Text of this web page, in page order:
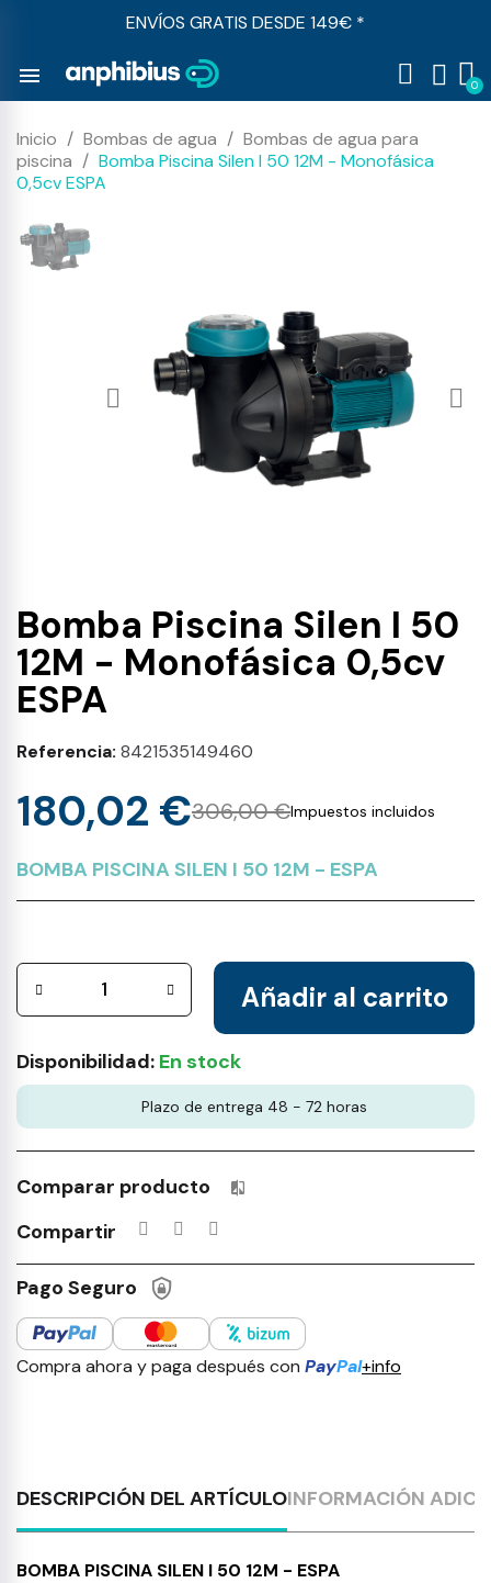
ENVÍOS GRATIS DESDE 149€ *
menu
Inicio Bombas de agua
Bombas de agua para
piscina
Bomba Piscina Silen I 50 12M - Monofásica
0,5cv ESPA
Bomba Piscina Silen I 50
12M - Monofásica 0,5cv
ESPA
Referencia 8421535149460
306,00 €
180,02 € Impuestos incluidos
BOMBA PISCINA SILEN I 50 12M - ESPA
Añadir al carrito
Disponibilidad: En stock
Plazo de entrega 48 - 72 horas
Comparar producto Productos incluidos en tu lista
Compartir
Pago Seguro
Compra ahora y paga después con PayPal+info
DESCRIPCIÓN DEL ARTÍCULOINFORMACIÓN
BOMBA PISCINA SILEN I 50 12M - ESPA